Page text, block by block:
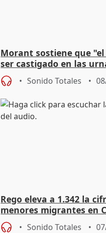
Morant sostiene que "el
ser castigado en las
"pulsión de cambio"
Sonido Totales
Rego eleva a 1.342 la
menores migrantes en
entrada masiva
Sonido Totales